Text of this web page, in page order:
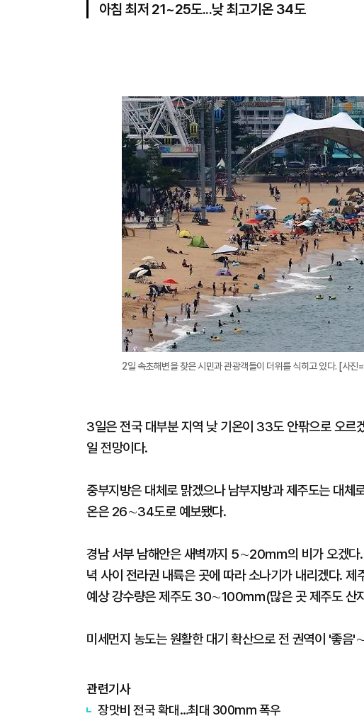
아침 최저 21~25도...낮 최고기온 34도
2일 속초해변을 찾은 시민과 관광객들이 더위를 식히고 있다. [사진
3일은 전국 대부분 지역 낮 기온이 33도 안팎으로 오
일 전망이다.
중부지방은 대체로 맑겠으나 남부지방과 제주도는 대
온은 26∼34도로 예보됐다.
경남 서부 남해안은 새벽까지 5∼20㎜의 비가 오겠다.
녁 사이 전라권 내륙은 곳에 따라 소나기가 내리겠다.
예상 강수량은 제주도 30∼100㎜(많은 곳 제주도
미세먼지 농도는 원활한 대기 확산으로 전 권역이 '좋음
관련기사
장맛비 전국 확대…최대 300mm 폭우